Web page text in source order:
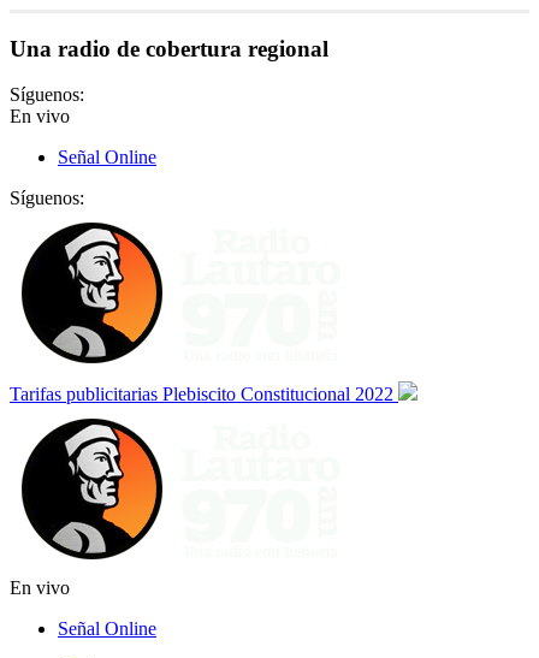
Una radio de cobertura regional
Síguenos:
En vivo
Señal Online
Síguenos:
Tarifas publicitarias Plebiscito Constitucional 2022
En vivo
Señal Online